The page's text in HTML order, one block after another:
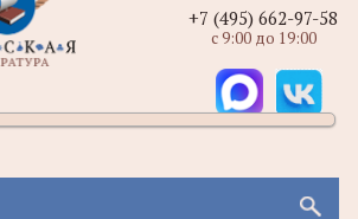
+7 (495) 662-97-58
с 9:00 до 19:00